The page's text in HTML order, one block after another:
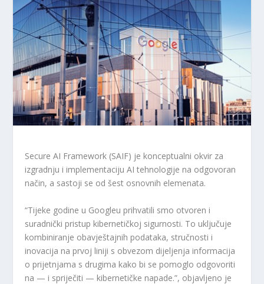
Secure AI Framework (SAIF) je konceptualni okvir za
izgradnju i implementaciju AI tehnologije na odgovoran
način, a sastoji se od šest osnovnih elemenata.
“Tijeke godine u Googleu prihvatili smo otvoren i
suradnički pristup kibernetičkoj sigurnosti. To uključuje
kombiniranje obavještajnih podataka, stručnosti i
inovacija na prvoj liniji s obvezom dijeljenja informacija
o prijetnjama s drugima kako bi se pomoglo odgovoriti
na — i spriječiti — kibernetičke napade.”, objavljeno je